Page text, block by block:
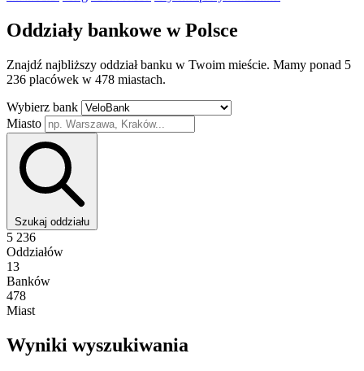
Oddziały bankowe w Polsce
Znajdź najbliższy oddział banku w Twoim mieście. Mamy ponad 5
236 placówek w 478 miastach.
Wybierz bank
Miasto
Szukaj oddziału
5 236
Oddziałów
13
Banków
478
Miast
Wyniki wyszukiwania